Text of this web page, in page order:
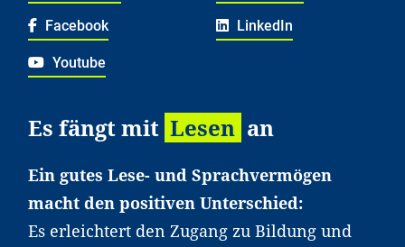
Facebook LinkedIn
Youtube
Es fängt mit Lesen an
Ein gutes Lese- und Sprachvermögen
macht den positiven Unterschied:
Es erleichtert den Zugang zu Bildung und